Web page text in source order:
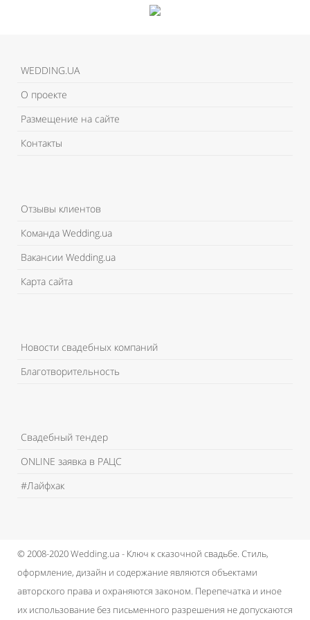
WEDDING.UA
О проекте
Размещение на сайте
Контакты
Отзывы клиентов
Команда Wedding.ua
Вакансии Wedding.ua
Карта сайта
Новости свадебных компаний
Благотворительность
Свадебный тендер
ONLINE заявка в РАЦС
#Лайфхак
© 2008-2020 Wedding.ua - Ключ к сказочной свадьбе. Стиль,
оформление, дизайн и содержание являются объектами
авторского права и охраняются законом. Перепечатка и иное
их использование без письменного разрешения не допускаются